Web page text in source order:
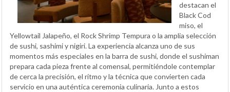
destacan el
Black Cod
miso, el
Yellowtail Jalapeño, el Rock Shrimp Tempura o la amplia selección
de sushi, sashimi y nigiri. La experiencia alcanza uno de sus
momentos más especiales en la barra de sushi, donde el sushiman
prepara cada pieza frente al comensal, permitiéndole contemplar
de cerca la precisión, el ritmo y la técnica que convierten cada
servicio en una auténtica ceremonia culinaria. Junto a estos